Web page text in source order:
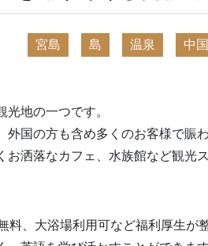
宮島 島 温泉 中国
地の一つです。
国の方も含め多くのお客様で賑わ
お洒落なカフェ、水族館など観光
料、大浴場利用可など福利厚生が